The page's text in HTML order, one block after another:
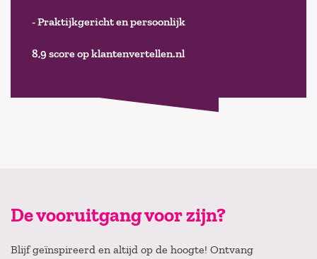
- Praktijkgericht en persoonlijk
8,9 score op klantenvertellen.nl
De vooruitgang voor zijn?
Blijf geïnspireerd en altijd op de hoogte! Ontvang